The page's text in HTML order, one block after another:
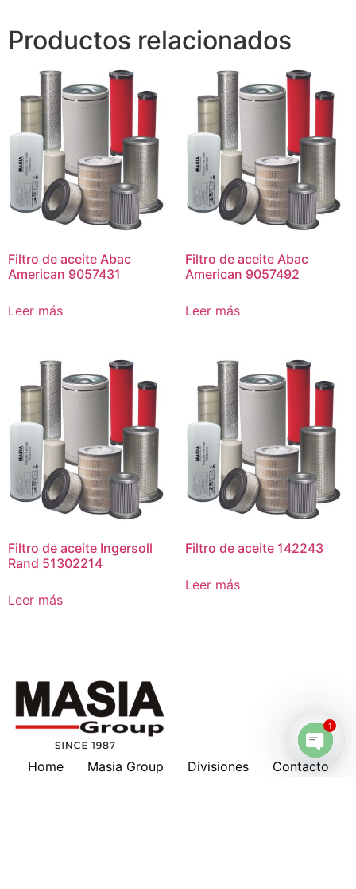
Productos relacionados
Filtro de aceite Abac
American 9057431
Leer más
Filtro de aceite Abac
American 9057492
Leer más
Filtro de aceite Ingersoll
Rand 51302214
Leer más
Filtro de aceite 142243
Leer más
Home Masia Group Divisiones
ContactoOpen
1